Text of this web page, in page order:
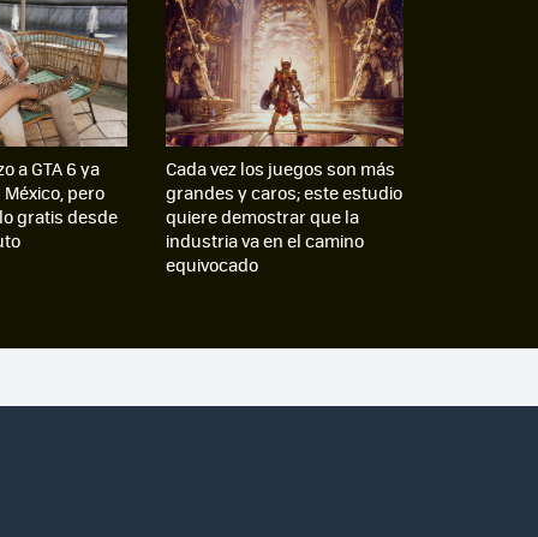
a GTA 6 ya
pero
gratis desde
Cada vez los juegos son más
grandes y caros; este estudio
quiere demostrar que la
industria va en el camino
equivocado